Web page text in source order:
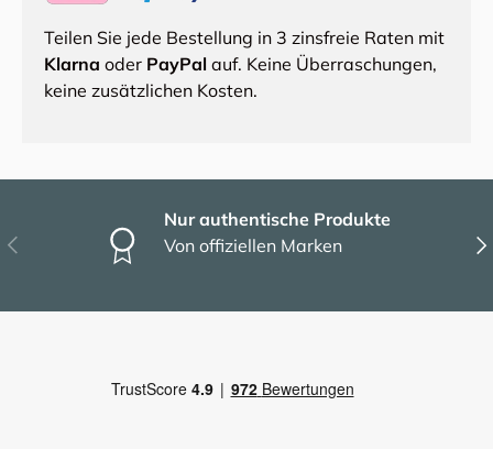
Teilen Sie jede Bestellung in 3 zinsfreie Raten mit
Klarna oder PayPal auf. Keine Überraschungen,
keine zusätzlichen Kosten.
Vorherige
Nur authentische Produkte
Von offiziellen Marken